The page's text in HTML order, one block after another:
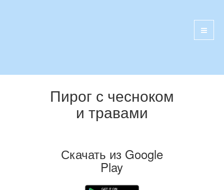
Пирог с чесноком
и травами
Скачать из Google
Play